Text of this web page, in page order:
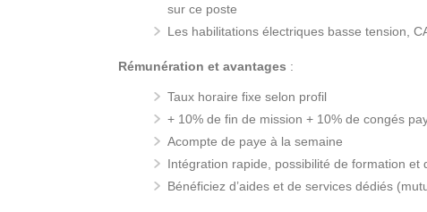
sur ce poste
Les habilitations électriques basse tension,
Rémunération et avantages :
Taux horaire fixe selon profil
+ 10% de fin de mission + 10% de congés
Acompte de paye à la semaine
Intégration rapide, possibilité de formation et
Bénéficiez d’aides et de services dédiés